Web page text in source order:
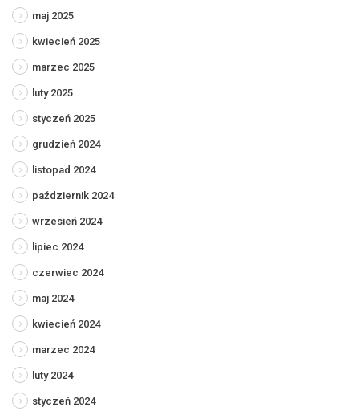
maj 2025
kwiecień 2025
marzec 2025
luty 2025
styczeń 2025
grudzień 2024
listopad 2024
październik 2024
wrzesień 2024
lipiec 2024
czerwiec 2024
maj 2024
kwiecień 2024
marzec 2024
luty 2024
styczeń 2024